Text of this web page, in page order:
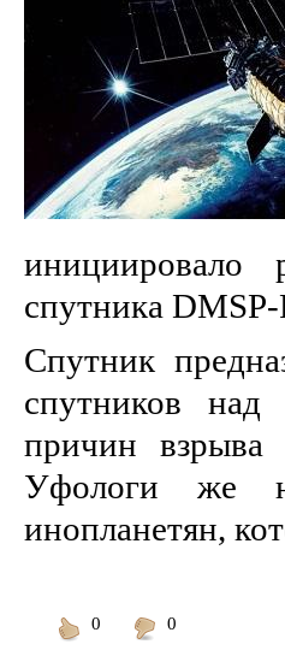
инициировало
спутника
Спутник
спутников
причин взрыва
Уфологи же
инопланетян,
0
0